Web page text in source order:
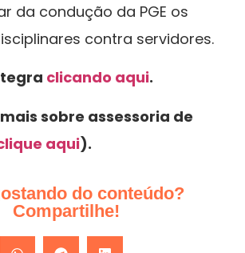
da condução da PGE os
contra servidores.
clicando aqui.
sobre assessoria de
aqui).
do conteúdo?
Compartilhe!